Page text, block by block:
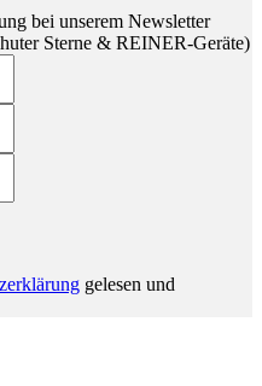
bei unserem Newsletter
Sterne & REINER-Geräte)
gelesen und